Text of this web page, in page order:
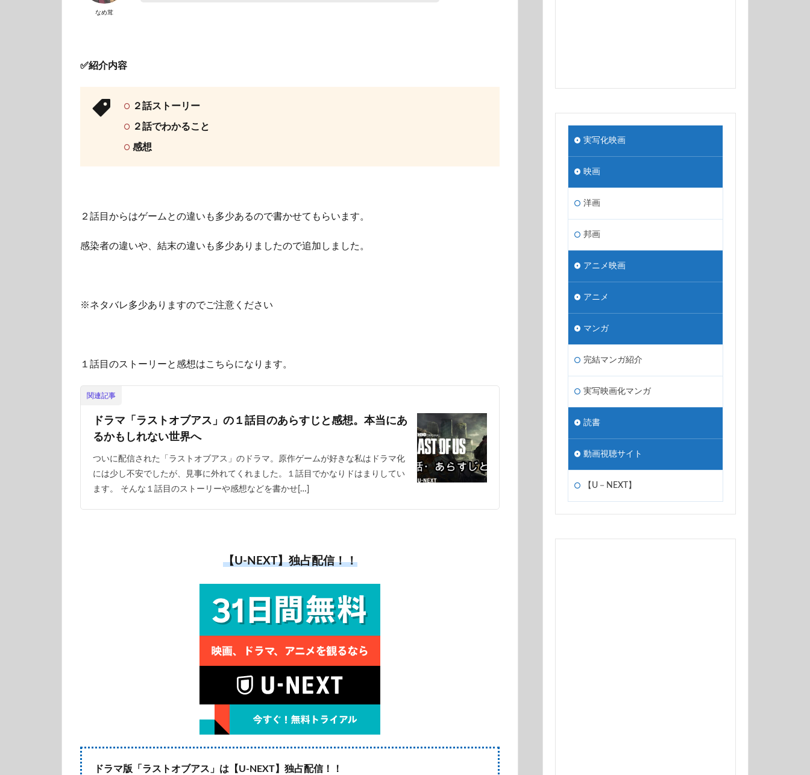
なめ茸
✅紹介内容
２話ストーリー
２話でわかること
感想
２話目からはゲームとの違いも多少あるので書かせてもらいます。
感染者の違いや、結末の違いも多少ありましたので追加しました。
※ネタバレ多少ありますのでご注意ください
１話目のストーリーと感想はこちらになります。
関連記事
ドラマ「ラストオブアス」の１話目のあらすじと感想。本当にあ
るかもしれない世界へ
ついに配信された「ラストオブアス」のドラマ。原作ゲームが好きな私はドラマ化
には少し不安でしたが、見事に外れてくれました。１話目でかなりドはまりしてい
ます。 そんな１話目のストーリーや感想などを書かせ[…]
【U-NEXT】独占配信！！
ドラマ版「ラストオブアス」は【U-NEXT】独占配信！！
実写化映画
映画
洋画
邦画
アニメ映画
アニメ
マンガ
完結マンガ紹介
実写映画化マンガ
読書
動画視聴サイト
【U－NEXT】